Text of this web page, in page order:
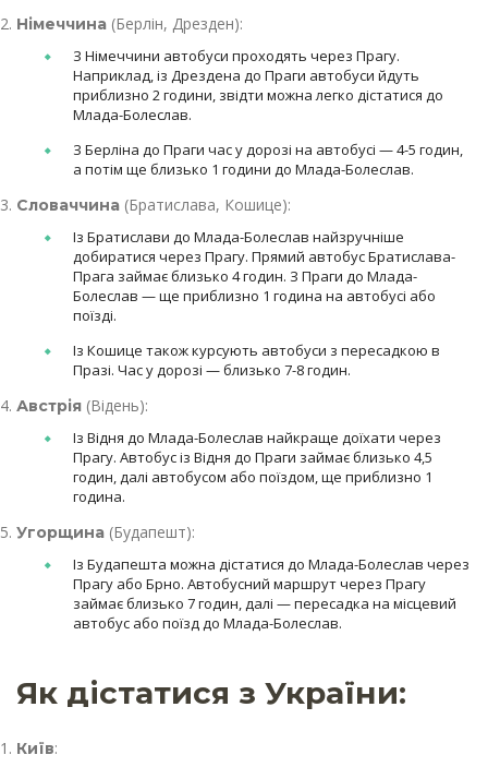
Німеччина (Берлін, Дрезден):
З Німеччини автобуси проходять через Прагу.
Наприклад, із Дрездена до Праги автобуси йдуть
приблизно 2 години, звідти можна легко дістатися до
Млада-Болеслав.
З Берліна до Праги час у дорозі на автобусі — 4-5 годин,
а потім ще близько 1 години до Млада-Болеслав.
Словаччина (Братислава, Кошице):
Із Братислави до Млада-Болеслав найзручніше
добиратися через Прагу. Прямий автобус Братислава-
Прага займає близько 4 годин. З Праги до Млада-
Болеслав — ще приблизно 1 година на автобусі або
поїзді.
Із Кошице також курсують автобуси з пересадкою в
Празі. Час у дорозі — близько 7-8 годин.
Австрія (Відень):
Із Відня до Млада-Болеслав найкраще доїхати через
Прагу. Автобус із Відня до Праги займає близько 4,5
годин, далі автобусом або поїздом, ще приблизно 1
година.
Угорщина (Будапешт):
Із Будапешта можна дістатися до Млада-Болеслав через
Прагу або Брно. Автобусний маршрут через Прагу
займає близько 7 годин, далі — пересадка на місцевий
автобус або поїзд до Млада-Болеслав.
Як дістатися з України:
Київ: